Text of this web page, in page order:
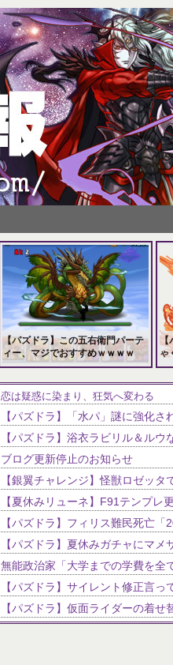
【パズドラ】この五右衛門パーテ
ィー、マジでおすすめｗｗｗｗ
115,979 views
【
ゃ
NEW!
NEW!
NEW!
恋は疑惑に染まり、狂気へ変わる
ブログ更新停止のお知らせ